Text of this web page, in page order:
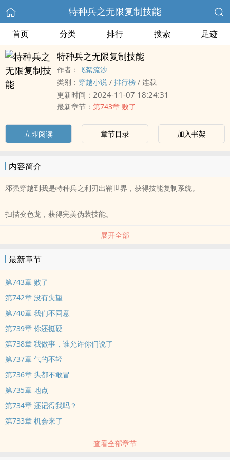
特种兵之无限复制技能
首页 分类 排行 搜索 足迹
特种兵之无限复制技能
作者： 飞絮流沙
类别： 穿越小说 / 排行榜 / 连载
更新时间： 2024-11-07 18:24:31
最新章节： 第743章 败了
立即阅读 章节目录 加入书架
内容简介
邓强穿越到我是特种兵之利刃出鞘世界，获得技能复制系统。
扫描变色龙，获得完美伪装技能。
扫描蚂蚁，力量大概增加了两倍。
扫描老鹰，视力增加了两倍。
王艳兵：何晨光，邓强找你比狙击。”
何晨光：滚，我不是受虐狂，再提，我们兄弟都没得做。
何志军：那就把它调到教官的位置吧，让他负责队员以后的训练！
......
展开全部
最新章节
第743章 败了
第742章 没有失望
第740章 我们不同意
第739章 你还挺硬
第738章 我做事，谁允许你们说了
第737章 气的不轻
第736章 头都不敢冒
第735章 地点
第734章 还记得我吗？
第733章 机会来了
查看全部章节